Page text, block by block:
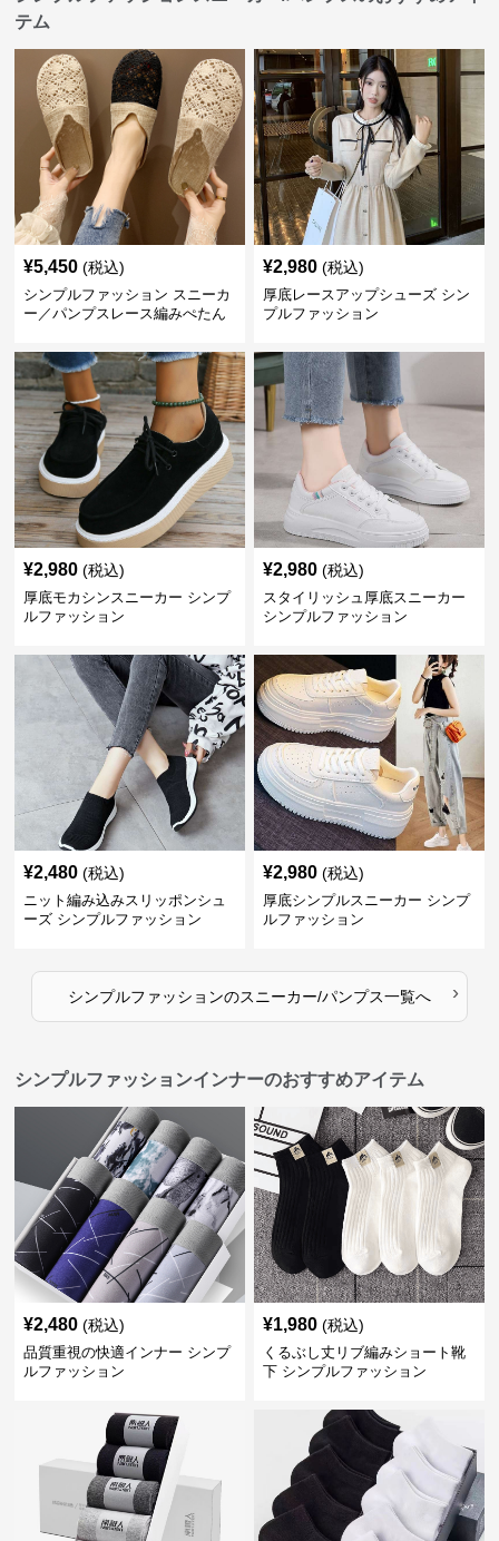
テム
¥5,450 (税込)
シンプルファッション スニーカ
ー／パンプスレース編みぺたん
¥2,980 (税込)
厚底レースアップシューズ シン
プルファッション
¥2,980 (税込)
厚底モカシンスニーカー シンプ
ルファッション
¥2,980 (税込)
スタイリッシュ厚底スニーカー
シンプルファッション
¥2,480 (税込)
ニット編み込みスリッポンシュ
ーズ シンプルファッション
¥2,980 (税込)
厚底シンプルスニーカー シンプ
ルファッション
シンプルファッションのスニーカー/パンプス一覧へ ›
シンプルファッションインナーのおすすめアイテム
¥2,480 (税込)
品質重視の快適インナー シンプ
ルファッション
¥1,980 (税込)
くるぶし丈リブ編みショート靴
下 シンプルファッション